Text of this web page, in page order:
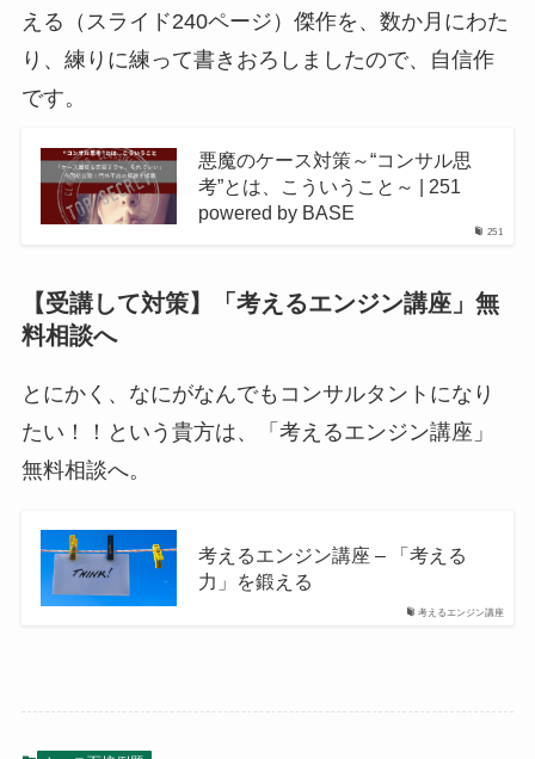
える（スライド240ページ）傑作を、数か月にわた
り、練りに練って書きおろしましたので、自信作
です。
251
悪魔のケース対策～“コンサル思
考”とは、こういうこと～ | 251
powered by BASE
【受講して対策】「考えるエンジン講座」無
料相談へ
とにかく、なにがなんでもコンサルタントになり
たい！！という貴方は、「考えるエンジン講座」
無料相談へ。
考えるエンジン講座
考えるエンジン講座 – 「考える
力」を鍛える